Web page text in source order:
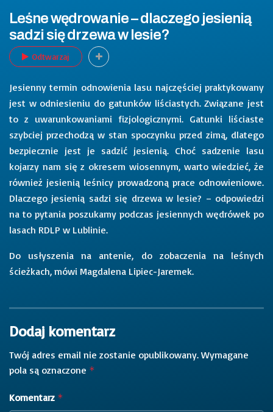
Leśne wędrowanie – dlaczego jesienią
sadzi się drzewa w lesie?
Odtwarzaj
Jesienny termin odnowienia lasu najczęściej praktykowany
jest w odniesieniu do gatunków liściastych. Związane jest
to z uwarunkowaniami fizjologicznymi. Gatunki liściaste
szybciej przechodzą w stan spoczynku przed zimą, dlatego
bezpiecznie jest je sadzić jesienią. Choć sadzenie lasu
kojarzy nam się z okresem wiosennym, warto wiedzieć, że
również jesienią leśnicy prowadzoną prace odnowieniowe.
Dlaczego jesienią sadzi się drzewa w lesie? – odpowiedzi
na to pytania poszukamy podczas jesiennych wędrówek po
lasach RDLP w Lublinie.
Do usłyszenia na antenie, do zobaczenia na leśnych
ścieżkach, mówi Magdalena Lipiec-Jaremek.
Dodaj komentarz
Twój adres email nie zostanie opublikowany. Wymagane
pola są oznaczone *
Komentarz *